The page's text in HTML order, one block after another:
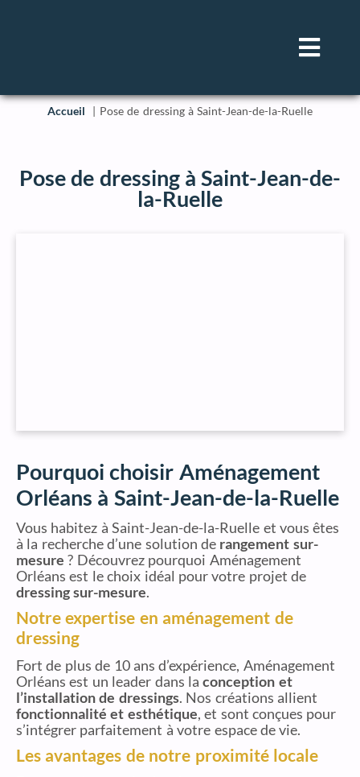
Accueil Pose de dressing à Saint-Jean-de-la-Ruelle
Pose de dressing à Saint-Jean-de-
la-Ruelle
Pourquoi choisir Aménagement
Orléans à Saint-Jean-de-la-Ruelle
Vous habitez à Saint-Jean-de-la-Ruelle et vous êtes
à la recherche d’une solution de rangement sur-
mesure ? Découvrez pourquoi Aménagement
Orléans est le choix idéal pour votre projet de
dressing sur-mesure.
Notre expertise en aménagement de
dressing
Fort de plus de 10 ans d’expérience, Aménagement
Orléans est un leader dans laconception et
l’installation de dressings. Nos créations allient
fonctionnalité et esthétique, et sont conçues pour
s’intégrer parfaitement à votre espace de vie.
Les avantages de notre proximité locale